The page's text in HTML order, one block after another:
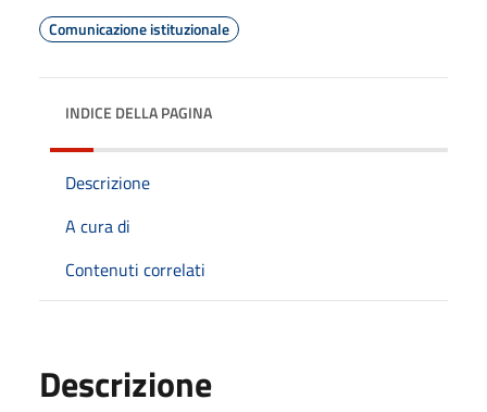
Comunicazione istituzionale
INDICE DELLA PAGINA
Descrizione
A cura di
Contenuti correlati
Descrizione